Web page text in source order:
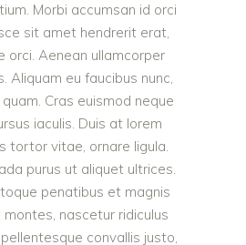
Morbi accumsan id orci
sit amet hendrerit erat,
orci. Aenean ullamcorper
Aliquam eu faucibus nunc,
Cras euismod neque
iaculis. Duis at lorem
tortor vitae, ornare ligula.
purus ut aliquet ultrices.
penatibus et magnis
nascetur ridiculus
convallis justo,